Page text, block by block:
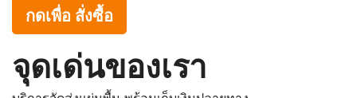
กดเพื่อ สั่งซื้อ
จุดเด่นของเรา